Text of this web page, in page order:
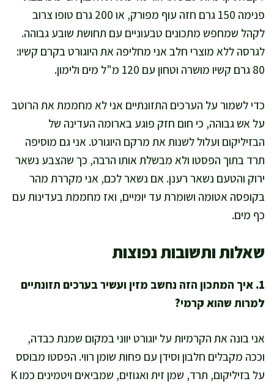
פנימה 150 גרם חזה עוף מפורק, או 200 גרם טופו צרוב
לקהל שמחפש מתכונים טבעוניים עם תחושת שובע גבוהה.
לגרסה ללא מוצרי חלב אני מחליפה את היוגורט בקרם קשיו:
80 גרם קשיו מושרה וטחון עם 120 מ"ל מים ולימון.
כדי לשמור על הערכים התזונתיים אני לא מחממת את הרוטב
על אש גבוהה, כי חום חזק פוגע בארומה העדינה של
הבזיליקום ועלול לשנות את מרקם היוגורט. אני גם מוסיפה
תרד בתוך הפסטו ולא מבשלת אותו הרבה, כך שהצבע נשאר
ירוק והטעם נשאר רענן. אם נשאר לכם, אני מקררת מהר
בקופסה אטומה ושומרת עד יומיים, ואז מחממת בעדינות עם
כף מים.
שאלות ותשובות נפוצות
1. איך המתכון הזה נחשב מזין ועשיר בערכים תזונתיים
למרות שהוא קרמי?
אני בונה את הקרמיות על יוגורט יווני במקום שמנת כבדה,
וככה מקבלים חלבון וסידן עם פחות שומן רווי. הפסטו מבוסס
על בזיליקום, תרד, שמן זית ואגוזים, שמביאים ויטמינים כמו K